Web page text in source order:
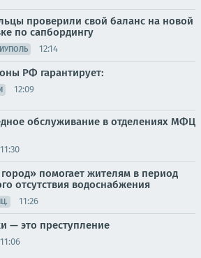
проверили свой баланс на новой
по сапбордингу
12:14
РФ гарантирует:
12:09
обслуживание в отделениях МФЦ
11:30
помогает жителям в период
отсутствия водоснабжения
11:26
— это преступление
11:06